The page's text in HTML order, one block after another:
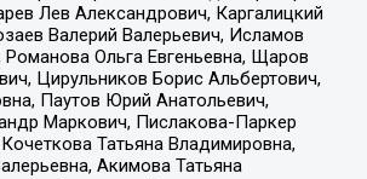
Лев Александрович, Каргалицкий
Валерий Валерьевич, Исламов
Романова Ольга Евгеньевна, Щаров
Цирульников Борис Альбертович,
Паутов Юрий Анатольевич,
Маркович, Пислакова-Паркер
Татьяна Владимировна,
Акимова Татьяна